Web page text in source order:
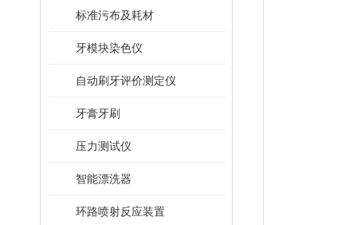
标准污布及耗材
牙模块染色仪
自动刷牙评价测定仪
牙膏牙刷
压力测试仪
智能漂洗器
环路喷射反应装置